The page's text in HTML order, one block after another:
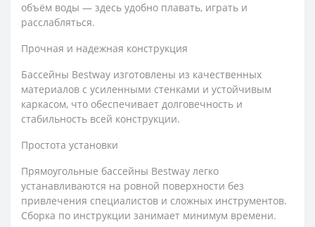
объём воды — здесь удобно плавать, играть и
расслабляться.
Прочная и надежная конструкция
Бассейны Bestway изготовлены из качественных
материалов с усиленными стенками и устойчивым
каркасом, что обеспечивает долговечность и
стабильность всей конструкции.
Простота установки
Прямоугольные бассейны Bestway легко
устанавливаются на ровной поверхности без
привлечения специалистов и сложных инструментов.
Сборка по инструкции занимает минимум времени.